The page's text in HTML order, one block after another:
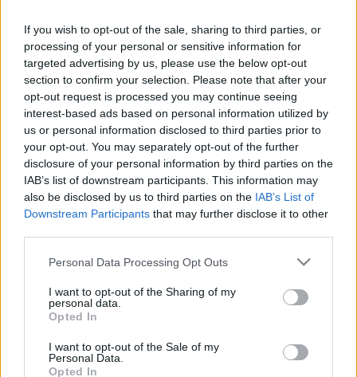
If you wish to opt-out of the sale, sharing to third parties, or
processing of your personal or sensitive information for
targeted advertising by us, please use the below opt-out
section to confirm your selection. Please note that after your
opt-out request is processed you may continue seeing
interest-based ads based on personal information utilized by
us or personal information disclosed to third parties prior to
your opt-out. You may separately opt-out of the further
disclosure of your personal information by third parties on the
IAB’s list of downstream participants. This information may
also be disclosed by us to third parties on the IAB’s List of
Downstream Participants that may further disclose it to other
Please note that this website/app uses one or more Google
not limited to your visit or usage behaviour. You may click to
grant or deny consent to Google and its third-party tags to
use your data for below specified purposes in below Google
consent section.
Personal Data Processing Opt Outs
I want to opt-out of the Sharing of my
personal data.
Opted In
I want to opt-out of the Sale of my
Personal Data.
Opted In
segíthetnek jobban lenni